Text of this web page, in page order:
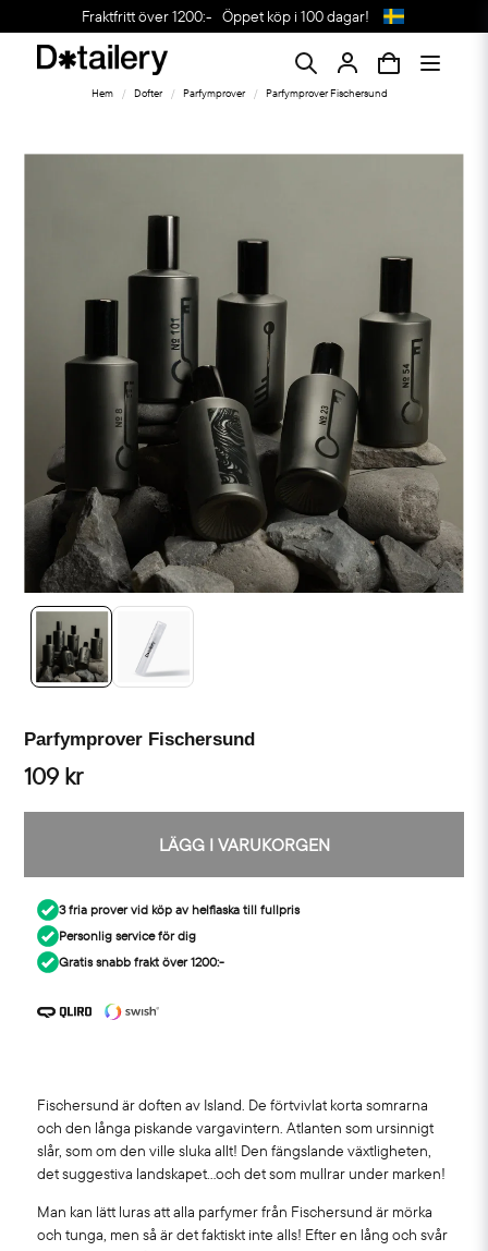
Fraktfritt över 1200:- Öppet köp i 100 dagar!
Hem Dofter Parfymprover Parfymprover Fischersund
Parfymprover Fischersund
109 kr
LÄGG I VARUKORGEN
3 fria prover vid köp av helflaska till fullpris
Personlig service för dig
Gratis snabb frakt över 1200:-
Fischersund är doften av Island. De förtvivlat korta somrarna
och den långa piskande vargavintern. Atlanten som ursinnigt
slår, som om den ville sluka allt! Den fängslande växtligheten,
det suggestiva landskapet...och det som mullrar under marken!
Man kan lätt luras att alla parfymer från Fischersund är mörka
och tunga, men så är det faktiskt inte alls! Efter en lång och svår